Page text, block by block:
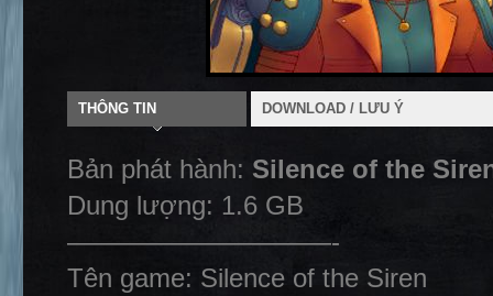
THÔNG TIN DOWNLOAD / LƯU Ý
Bản phát hành: Silence of the
Dung lượng: 1.6 GB
——————————-
Tên game: Silence of the Siren